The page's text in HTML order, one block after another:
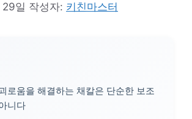
일 작성자: 키친마스터
로움을 해결하는 채칼은 단순한 보조
니다